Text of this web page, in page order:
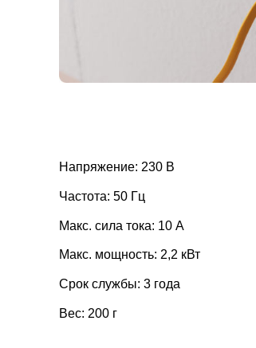
Напряжение: 230 В
Частота: 50 Гц
Макс. сила тока: 10 А
Макс. мощность: 2,2 кВт
Срок службы: 3 года
Вес: 200 г